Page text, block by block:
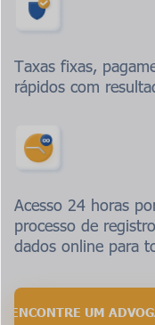
Taxas fixas,
rápidos com
Acesso 24 horas
processo de
dados online para
ENCONTRE UM